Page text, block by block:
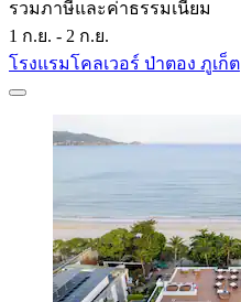
รวมภาษีและค่าธรรมเนียม
1 ก.ย. - 2 ก.ย.
โรงแรมโคลเวอร์ ป่าตอง ภูเก็ต